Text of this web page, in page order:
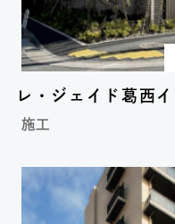
レ・ジェイド葛西
施工